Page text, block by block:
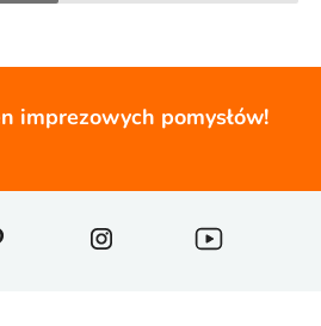
imprezowych pomysłów!